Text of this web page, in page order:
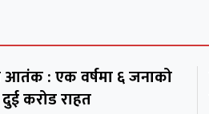
आतंक : एक वर्षमा ६ जनाको
करोड राहत